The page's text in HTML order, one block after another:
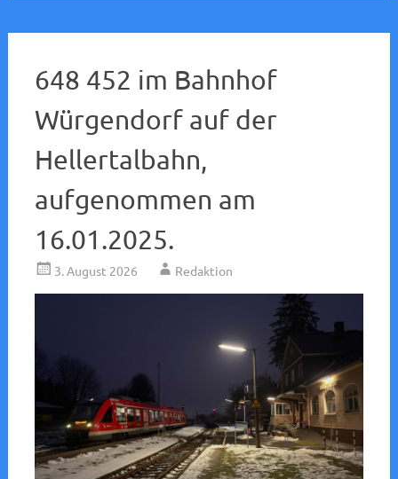
648 452 im Bahnhof
Würgendorf auf der
Hellertalbahn,
aufgenommen am
16.01.2025.
3. August 2026 Redaktion